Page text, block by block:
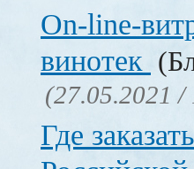
On-line-
винотек
(27.05.2021 /
Где